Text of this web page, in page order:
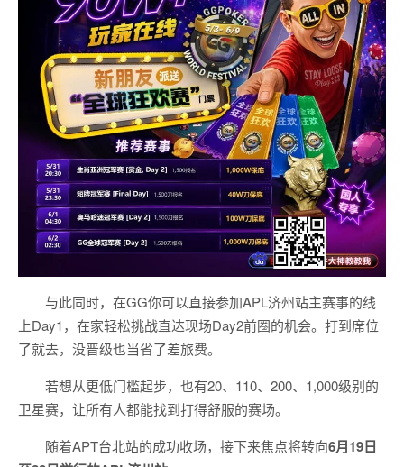
与此同时，在GG你可以直接参加APL济州站主赛事的线
上Day1，在家轻松挑战直达现场Day2前圈的机会。打到席位
了就去，没晋级也当省了差旅费。
若想从更低门槛起步，也有20、110、200、1,000级别的
卫星赛，让所有人都能找到打得舒服的赛场。
随着APT台北站的成功收场，接下来焦点将转向6月19日